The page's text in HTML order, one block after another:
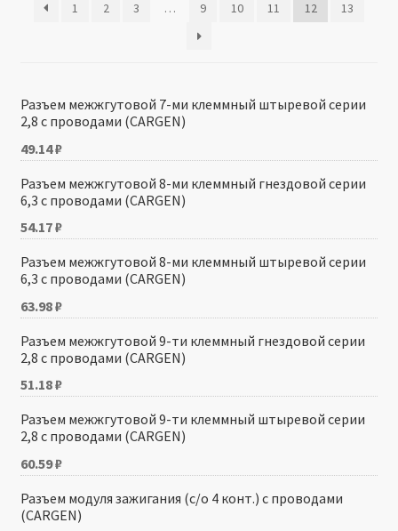
1 2 3 … 9 10 11 12 13
Разъем межжгутовой 7-ми клеммный штыревой серии
2,8 с проводами (CARGEN)
49.14₽
Разъем межжгутовой 8-ми клеммный гнездовой серии
6,3 с проводами (CARGEN)
54.17₽
Разъем межжгутовой 8-ми клеммный штыревой серии
6,3 с проводами (CARGEN)
63.98₽
Разъем межжгутовой 9-ти клеммный гнездовой серии
2,8 с проводами (CARGEN)
51.18₽
Разъем межжгутовой 9-ти клеммный штыревой серии
2,8 с проводами (CARGEN)
60.59₽
Разъем модуля зажигания (с/о 4 конт.) с проводами
(CARGEN)